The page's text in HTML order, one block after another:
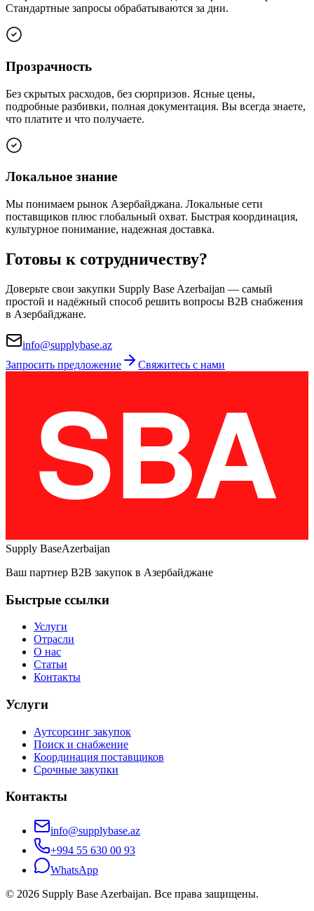
Стандартные запросы обрабатываются за дни.
Прозрачность
Без скрытых расходов, без сюрпризов. Ясные цены,
подробные разбивки, полная документация. Вы всегда знаете,
что платите и что получаете.
Локальное знание
Мы понимаем рынок Азербайджана. Локальные сети
поставщиков плюс глобальный охват. Быстрая координация,
культурное понимание, надежная доставка.
Готовы к сотрудничеству?
Доверьте свои закупки Supply Base Azerbaijan — самый
простой и надёжный способ решить вопросы B2B снабжения
в Азербайджане.
info@supplybase.az
Запросить предложение
Свяжитесь с нами
Supply BaseAzerbaijan
Ваш партнер B2B закупок в Азербайджане
Быстрые ссылки
Услуги
Отрасли
О нас
Статьи
Контакты
Услуги
Аутсорсинг закупок
Поиск и снабжение
Координация поставщиков
Срочные закупки
Контакты
info@supplybase.az
+994 55 630 00 93
WhatsApp
© 2026 Supply Base Azerbaijan. Все права защищены.